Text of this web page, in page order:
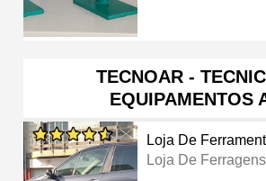
TECNOAR -
EQUIPAMENTOS
Loja De
Loja De Ferragens